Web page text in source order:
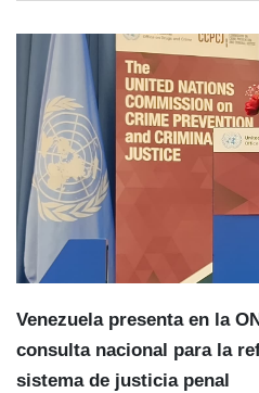
Venezuela presenta en la
consulta nacional para la
sistema de justicia penal